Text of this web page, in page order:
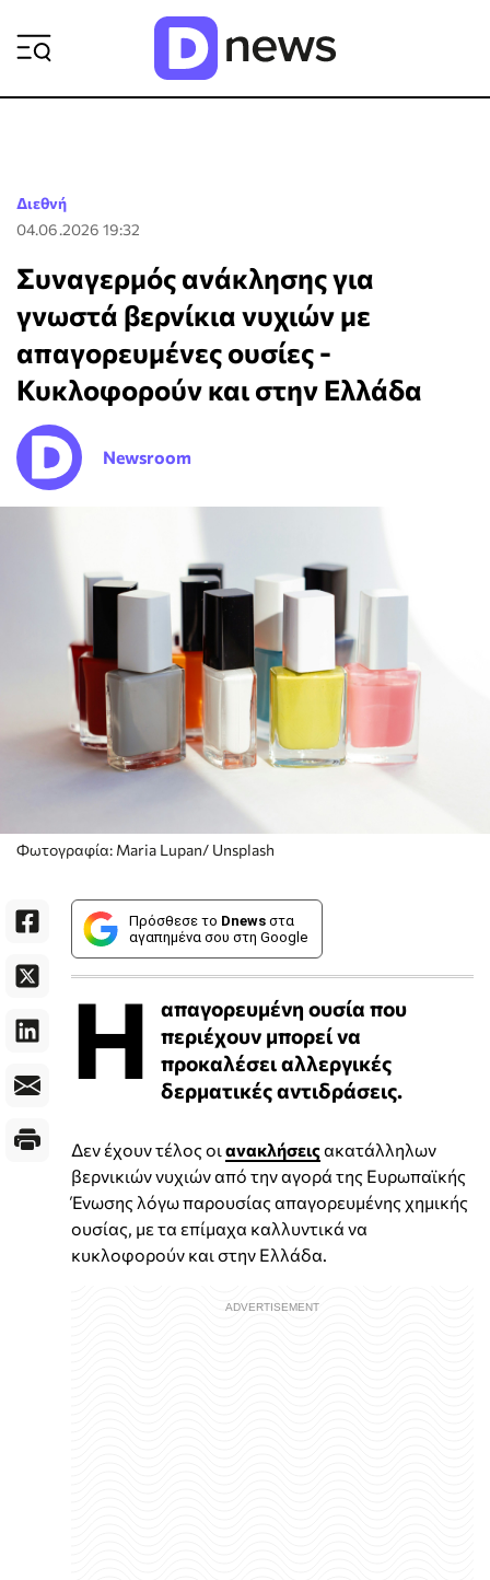
Διεθνή
04.06.2026 19:32
Συναγερμός ανάκλησης για
γνωστά βερνίκια νυχιών με
απαγορευμένες ουσίες -
Κυκλοφορούν και στην Ελλάδα
Newsroom
Φωτογραφία: Maria Lupan/ Unsplash
Πρόσθεσε το Dnews στα
αγαπημένα σου στη Google
Η
απαγορευμένη ουσία που
περιέχουν μπορεί να
προκαλέσει αλλεργικές
δερματικές αντιδράσεις.
Δεν έχουν τέλος οι ανακλήσειςακατάλληλων
βερνικιών νυχιών από την αγορά της Ευρωπαϊκής
Ένωσης λόγω παρουσίας απαγορευμένης χημικής
ουσίας, με τα επίμαχα καλλυντικά να
κυκλοφορούν και στην Ελλάδα.